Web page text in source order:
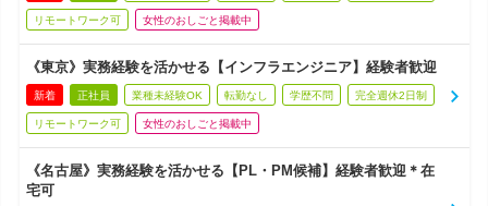
リモートワーク可 女性のおしごと掲載中
《東京》実務経験を活かせる【インフラエンジニア】経験者歓迎
新着 正社員 業種未経験OK 転勤なし 学歴不問 完全週休2日制
リモートワーク可 女性のおしごと掲載中
《名古屋》実務経験を活かせる【PL・PM候補】経験者歓迎＊在
宅可